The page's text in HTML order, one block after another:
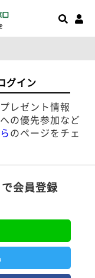
グイン
レゼント情報
の優先参加など
のページをチェ
会員登録